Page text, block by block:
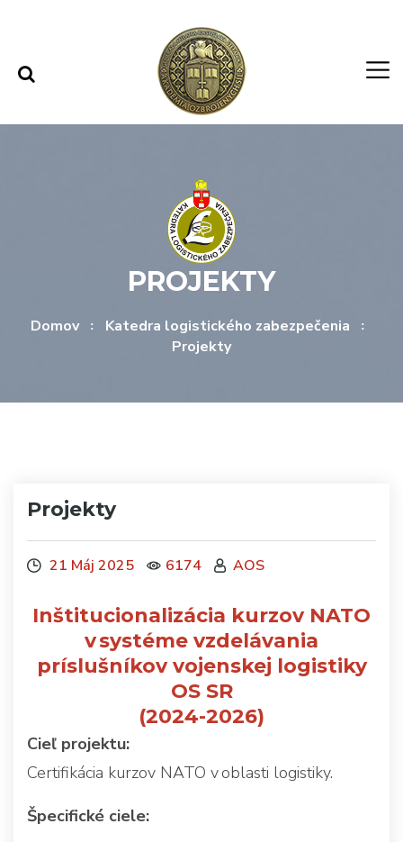
PROJEKTY
Domov
Katedra logistického zabezpečenia
Projekty
Projekty
21 Máj 2025 6174 AOS
Inštitucionalizácia kurzov NATO
v systéme vzdelávania
príslušníkov vojenskej logistiky
OS SR
(2024-2026)
Cieľ projektu:
Certifikácia kurzov NATO v oblasti logistiky.
Špecifické ciele: